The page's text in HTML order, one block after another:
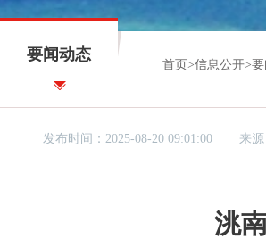
要闻动态
首页 >信息公开>
发布时间：2025-08-20 09:01:00 来
洮